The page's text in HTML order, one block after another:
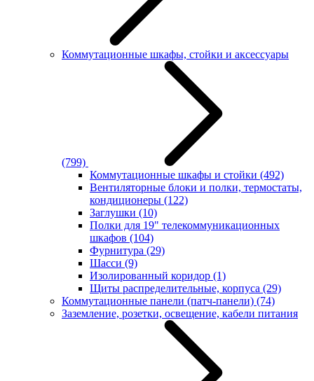
Коммутационные шкафы, стойки и аксессуары
(799)
Коммутационные шкафы и стойки (492)
Вентиляторные блоки и полки, термостаты,
кондиционеры (122)
Заглушки (10)
Полки для 19" телекоммуникационных
шкафов (104)
Фурнитура (29)
Шасси (9)
Изолированный коридор (1)
Щиты распределительные, корпуса (29)
Коммутационные панели (патч-панели) (74)
Заземление, розетки, освещение, кабели питания